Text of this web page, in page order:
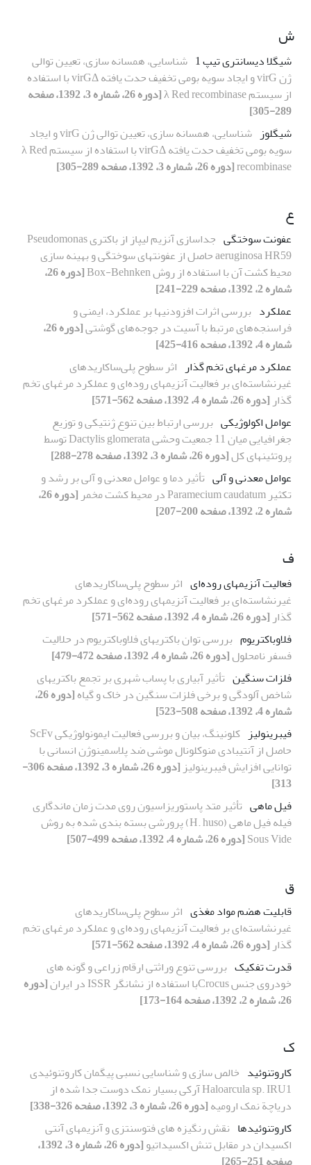
ش
شیگلا دیسانتری تیپ 1
شناسایی، همسانه سازی، تعیین توالی
ژن virG و ایجاد سویه بومی تخفیف حدت یافته virGΔ با استفاده
از سیستم λ Red recombinase
[دوره 26، شماره 3، 1392، صفحه
289-305]
شیگلوز
شناسایی، همسانه سازی، تعیین توالی ژن virG و ایجاد
سویه بومی تخفیف حدت یافته virGΔ با استفاده از سیستم λ Red
recombinase[دوره 26، شماره 3، 1392، صفحه 289-305]
ع
عفونت سوختگی
جداسازی آنزیم لیپاز از باکتری Pseudomonas
aeruginosa HR59 حاصل از عفونتهای سوختگی و بهینه سازی
محیط کشت آن با استفاده از روش Box-Behnken
[دوره 26،
شماره 2، 1392، صفحه 229-241]
عملکرد بررسی اثرات افزودنیها بر عملکرد، ایمنی و
فراسنجه‌های مرتبط با آسیت در جوجه‌های گوشتی
[دوره 26،
شماره 4، 1392، صفحه 416-425]
عملکرد مرغهای تخم گذار اثر سطوح پلی‌ساکاریدهای
غیرنشاسته‌ای بر فعالیت آنزیمهای روده‌ای و عملکرد مرغهای تخم
گذار [دوره 26، شماره 4، 1392، صفحه 562-571]
عوامل اکولوژیکی بررسی ارتباط بین تنوع ژنتیکی و توزیع
جغرافیایی میان 11 جمعیت وحشی Dactylis glomerata توسط
پروتئینهای کل[دوره 26، شماره 3، 1392، صفحه 278-288]
عوامل معدنی و آلی تأثیر دما و عوامل معدنی و آلی بر رشد و
تکثیر Paramecium caudatum در محیط کشت مخمر
[دوره 26،
شماره 2، 1392، صفحه 200-207]
ف
فعالیت آنزیمهای روده‌ای اثر سطوح پلی‌ساکاریدهای
غیرنشاسته‌ای بر فعالیت آنزیمهای روده‌ای و عملکرد مرغهای تخم
گذار [دوره 26، شماره 4، 1392، صفحه 562-571]
فلاوباکتریوم بررسی توان باکتریهای فلاوباکتریوم در حلالیت
فسفر نامحلول[دوره 26، شماره 4، 1392، صفحه 472-479]
فلزات سنگین تأثیر آبیاری با پساب شهری بر تجمع باکتریهای
شاخص آلودگی و برخی فلزات سنگین در خاک و گیاه
[دوره 26،
شماره 4، 1392، صفحه 508-523]
فیبرینولیز
کلونینگ، بیان و بررسی فعالیت ایمونولوژیکی ScFv
حاصل از آنتی‏بادی منوکلونال موشی ضد پلاسمینوژن انسانی با
توانایی افزایش فیبرینولیز
[دوره 26، شماره 3، 1392، صفحه 306-
313]
فیل ماهی تأثیر متد پاستوریزاسیون روی مدت زمان ماندگاری
فیله فیل ماهی (H. huso) پرورشی بسته بندی شده به روش
Sous Vide[دوره 26، شماره 4، 1392، صفحه 499-507]
ق
قابلیت هضم مواد مغذی اثر سطوح پلی‌ساکاریدهای
غیرنشاسته‌ای بر فعالیت آنزیمهای روده‌ای و عملکرد مرغهای تخم
گذار [دوره 26، شماره 4، 1392، صفحه 562-571]
قدرت تفکیک بررسی تنوع وراثتی ارقام زراعی و گونه های
خودروی جنس Crocusبا استفاده از نشانگر ISSR در ایران
[دوره
26، شماره 2، 1392، صفحه 164-173]
ک
کاروتنوئید خالص سازی و شناسایی نسبی پیگمان کاروتنوئیدی
Haloarcula sp. IRU1 آرکی بسیار نمک دوست جدا شده از
دریاچة نمک ارومیه[دوره 26، شماره 3، 1392، صفحه 326-338]
کاروتنوئیدها نقش رنگیزه های فتوسنتزی و آنزیمهای آنتی
اکسیدان در مقابل تنش اکسیداتیو
[دوره 26، شماره 3، 1392،